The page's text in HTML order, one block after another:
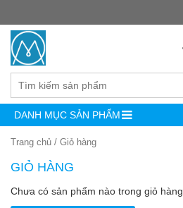
DANH MỤC SẢN PHẨM
Trang chủ / Giỏ hàng
GIỎ HÀNG
Chưa có sản phẩm nào trong giỏ hàng.